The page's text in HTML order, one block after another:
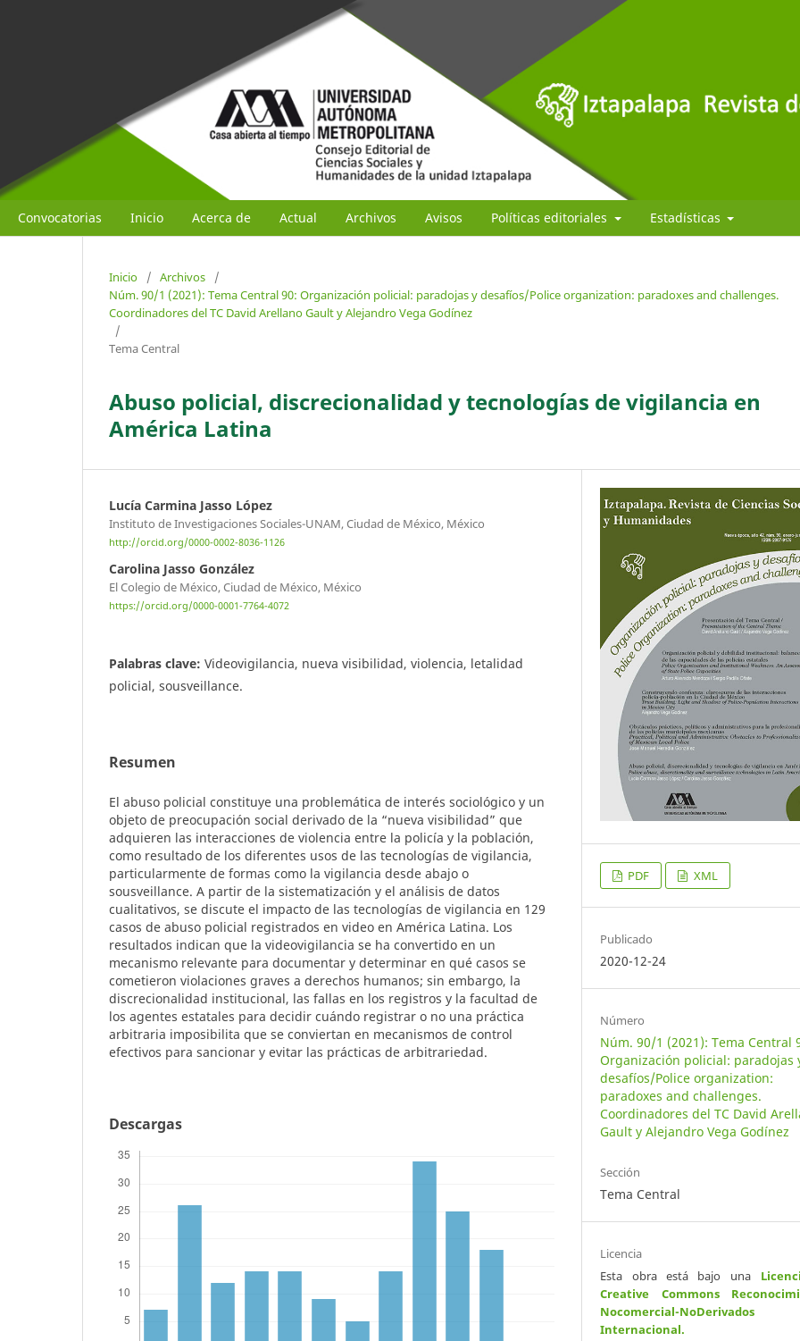
Convocatorias Inicio Acerca de Actual Archivos Avisos Políticas editoriales Estadísticas
Inicio / Archivos
/
Núm. 90/1 (2021): Tema Central 90: Organización policial: paradojas y desafíos/Police organization: paradoxes and challenges.
Coordinadores del TC David Arellano Gault y Alejandro Vega Godínez
/
Tema Central
Abuso policial, discrecionalidad y tecnologías de vigilancia en
América Latina
Lucía Carmina Jasso López
Instituto de Investigaciones Sociales-UNAM, Ciudad de México, México
http://orcid.org/0000-0002-8036-1126
Carolina Jasso González
El Colegio de México, Ciudad de México, México
https://orcid.org/0000-0001-7764-4072
Palabras clave: Videovigilancia, nueva visibilidad, violencia, letalidad
policial, sousveillance.
Resumen
El abuso policial constituye una problemática de interés sociológico y un
objeto de preocupación social derivado de la “nueva visibilidad” que
adquieren las interacciones de violencia entre la policía y la población,
como resultado de los diferentes usos de las tecnologías de vigilancia,
particularmente de formas como la vigilancia desde abajo o
sousveillance. A partir de la sistematización y el análisis de datos
cualitativos, se discute el impacto de las tecnologías de vigilancia en 129
casos de abuso policial registrados en video en América Latina. Los
resultados indican que la videovigilancia se ha convertido en un
mecanismo relevante para documentar y determinar en qué casos se
cometieron violaciones graves a derechos humanos; sin embargo, la
discrecionalidad institucional, las fallas en los registros y la facultad de
los agentes estatales para decidir cuándo registrar o no una práctica
arbitraria imposibilita que se conviertan en mecanismos de control
efectivos para sancionar y evitar las prácticas de arbitrariedad.
Descargas
PDF XML
Publicado
2020-12-24
Número
Núm. 90/1 (2021): Tema Central
Organización policial: paradojas
desafíos/Police organization:
paradoxes and challenges.
Coordinadores del TC David
Gault y Alejandro Vega Godínez
Sección
Tema Central
Licencia
Esta obra está bajo una
Creative Commons
Nocomercial-
Internacional.